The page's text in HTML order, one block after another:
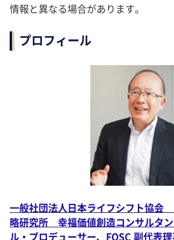
情報と異なる場合があります。
プロフィール
一般社団法人日本ライフシフト協
略研究所 幸福価値創造コンサルタ
ル・プロデューサー、FOSC 副代表